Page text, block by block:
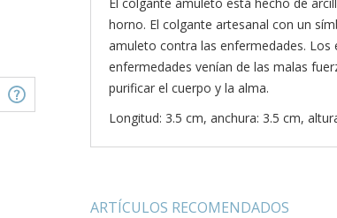
horno. El colgante artesanal con un
amuleto contra las enfermedades. Los
enfermedades venían de las malas
purificar el cuerpo y la alma.
Longitud: 3.5 cm, anchura: 3.5 cm,
ARTÍCULOS RECOMENDADOS